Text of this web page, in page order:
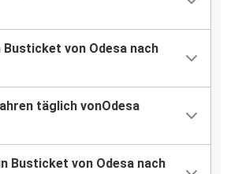
Busticket von Odesa nach
täglich vonOdesa
Busticket von Odesa nach